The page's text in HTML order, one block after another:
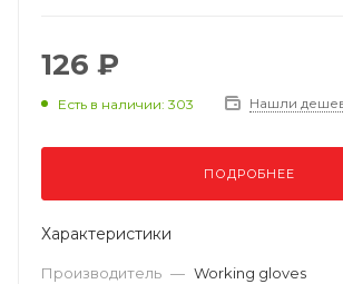
126 ₽
Есть в наличии: 303 Нашли
ПОДРОБНЕЕ
Характеристики
Производитель — Working gloves